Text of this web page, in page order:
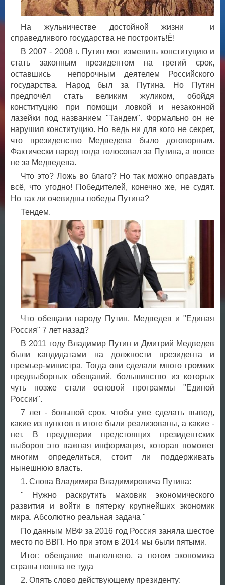
На жульничестве достойной жизни и
справедливого государства не построить!Ё!
В 2007 - 2008 г. Путин мог изменить конституцию и
стать законным президентом на третий срок,
оставшись непорочным деятелем Российского
государства. Народ был за Путина. Но Путин
предпочёл стать великим жуликом, обойдя
конституцию при помощи ловкой и незаконной
лазейки под названием "Тандем". Формально он не
нарушил конституцию. Но ведь ни для кого не секрет,
что президенство Медведева было договорным.
Фактически народ тогда голосовал за Путина, а вовсе
не за Медведева.
Что это? Ложь во благо? Но так можно оправдать
всё, что угодно! Победителей, конечно же, не судят.
Но так ли очевидны победы Путина?
Тендем.
Что обещали народу Путин, Медведев и "Единая
Россия" 7 лет назад?
В 2011 году Владимир Путин и Дмитрий Медведев
были кандидатами на должности президента и
премьер-министра. Тогда они сделали много громких
предвыборных обещаний, большинство из которых
чуть позже стали основой программы "Единой
России".
7 лет - большой срок, чтобы уже сделать вывод,
какие из пунктов в итоге были реализованы, а какие -
нет. В преддверии предстоящих президентских
выборов это важная информация, которая поможет
многим определиться, стоит ли поддерживать
нынешнюю власть.
1. Слова Владимира Владимировича Путина:
" Нужно раскрутить маховик экономического
развития и войти в пятерку крупнейших экономик
мира. Абсолютно реальная задача "
По данным МВФ за 2016 год Россия заняла шестое
место по ВВП. Но при этом в 2014 мы были пятыми.
Итог: обещание выполнено, а потом экономика
страны пошла не туда
2. Опять слово действующему президенту: